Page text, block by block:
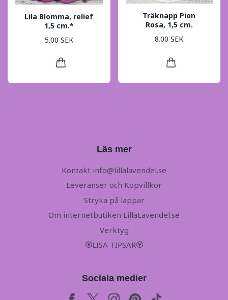
Lila Blomma, relief
1,5 cm.*
5.00 SEK
Träknapp Pion
Rosa, 1,5 cm.
8.00 SEK
Läs mer
Kontakt info@lillalavendel.se
Leveranser och Köpvillkor
Stryka på lappar
Om internetbutiken LillaLavendel.se
Verktyg
🏵LISA TIPSAR🏵
Sociala medier